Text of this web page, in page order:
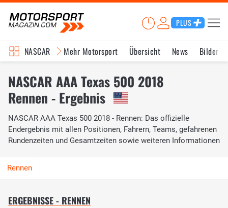
PLUS
NASCAR Mehr Motorsport Übersicht News Bilder
NASCAR AAA Texas 500 2018
Rennen - Ergebnis
NASCAR AAA Texas 500 2018 - Rennen: Das offizielle
Endergebnis mit allen Positionen, Fahrern, Teams, gefahrenen
Rundenzeiten und Gesamtzeiten sowie weiteren Informationen
ERGEBNISSE - RENNEN